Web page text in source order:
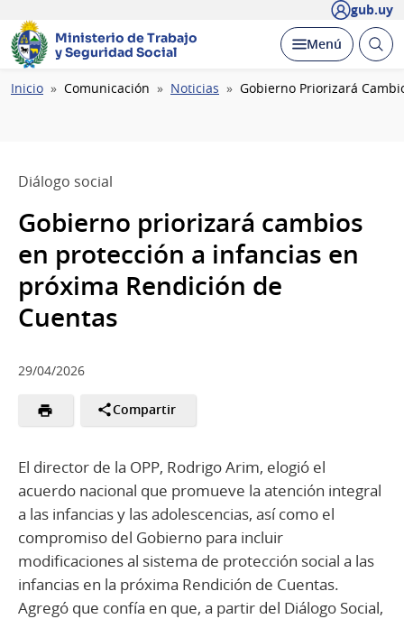
gub.uy
Ministerio de Trabajo
y Seguridad Social
Desplegar
Menú Abrir
Ruta
Inicio Comunicación Noticias Gobierno Priorizará
Diálogo social
Gobierno priorizará cambios
en protección a infancias en
próxima Rendición de
Cuentas
29/04/2026
Compartir
El director de la OPP, Rodrigo Arim, elogió el
acuerdo nacional que promueve la atención integral
a las infancias y las adolescencias, así como el
compromiso del Gobierno para incluir
modificaciones al sistema de protección social a las
infancias en la próxima Rendición de Cuentas.
Agregó que confía en que, a partir del Diálogo Social,